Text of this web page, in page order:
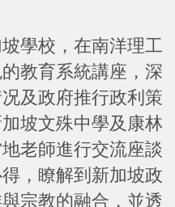
學校，在南洋理工
教育系統講座，深
及政府推行政利策
坡文殊中學及康林
老師進行交流座談
，瞭解到新加坡政
宗教的融合，並透